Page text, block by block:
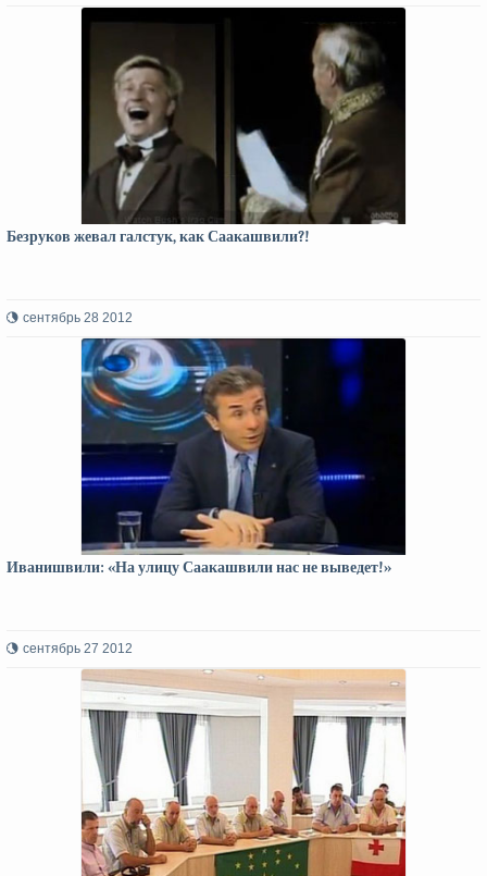
Безруков жевал галстук, как Саакашвили?!
сентябрь 28 2012
Иванишвили: «На улицу Саакашвили нас не выведет!»
сентябрь 27 2012